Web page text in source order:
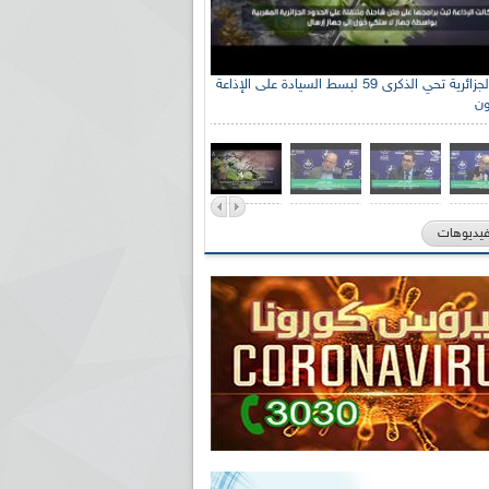
الإذاعة الجزائرية تحي الذكرى 59 لبسط السيادة على الإذاعة